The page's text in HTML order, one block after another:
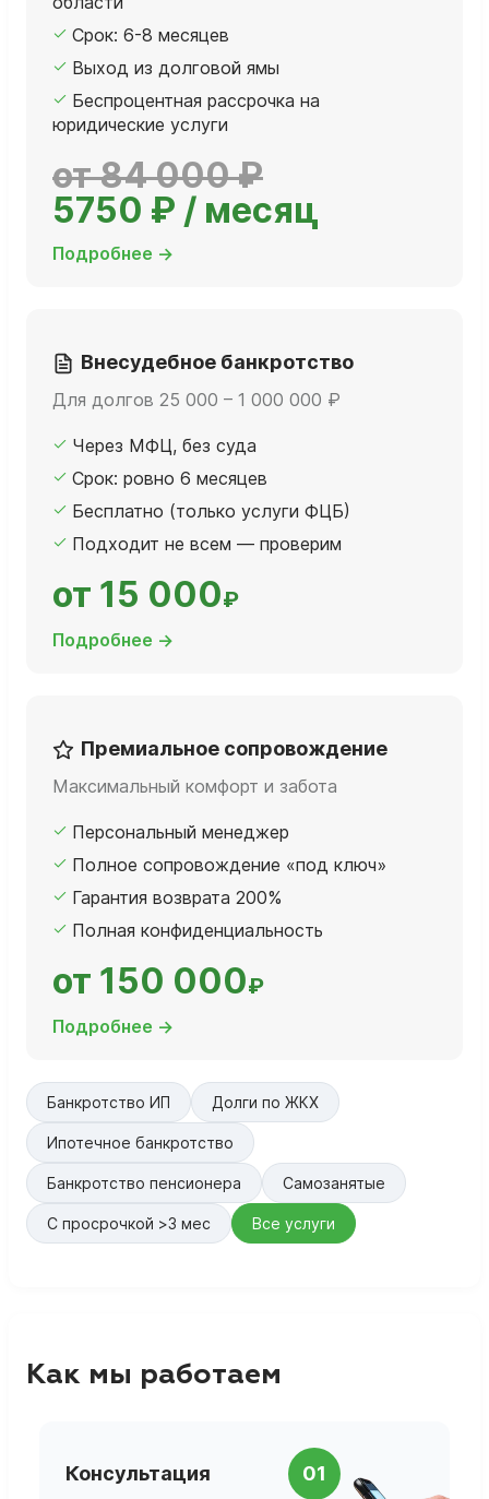
Срок: 6-8 месяцев
Выход из долговой ямы
Беспроцентная рассрочка на
юридические услуги
от 84 000 ₽
5750 ₽ / месяц
Подробнее →
Внесудебное банкротство
Для долгов 25 000 – 1 000 000 ₽
Через МФЦ, без суда
Срок: ровно 6 месяцев
Бесплатно (только услуги ФЦБ)
Подходит не всем — проверим
от 15 000₽
Подробнее →
Премиальное сопровождение
Максимальный комфорт и забота
Персональный менеджер
Полное сопровождение «под ключ»
Гарантия возврата 200%
Полная конфиденциальность
от 150 000₽
Подробнее →
Банкротство ИП Долги по ЖКХ
Ипотечное банкротство
Банкротство пенсионера Самозанятые
С просрочкой >3 мес Все услуги
Как мы работаем
Консультация 01